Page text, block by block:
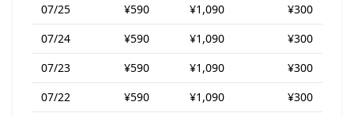
07/25
¥590 ¥1,090
¥300
07/24
¥590 ¥1,090
¥300
07/23
¥590 ¥1,090
¥300
07/22
¥590 ¥1,090
¥300